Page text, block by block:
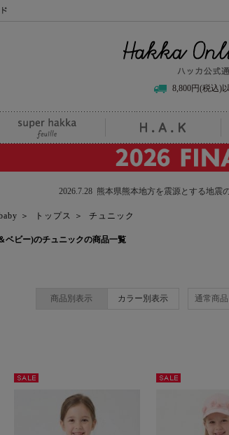
8,800円(税込)
H.A.K
2026.7.28 熊本県熊本地方を震源とする地震
＞ トップス ＞ チュニック
ベビー)のチュニックの商品一覧
商品別表示 カラー別表示 通常商